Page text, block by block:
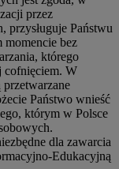
przez
przysługuje Państwu
bez
którego
cofnięciem. W
przetwarzane
Państwo wnieść
którym w Polsce
dla zawarcia
Edukacyjną